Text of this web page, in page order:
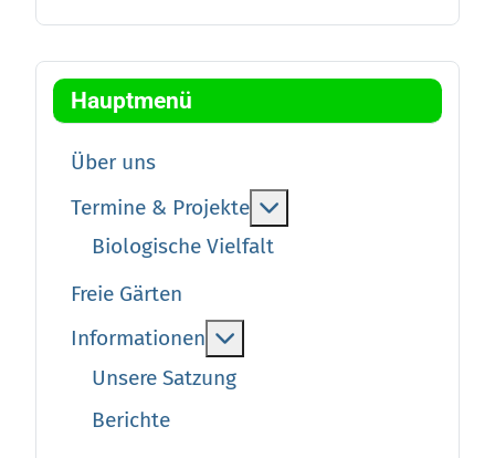
Hauptmenü
Über uns
Termine & Projekte
Biologische Vielfalt
Freie Gärten
Informationen
Unsere Satzung
Berichte